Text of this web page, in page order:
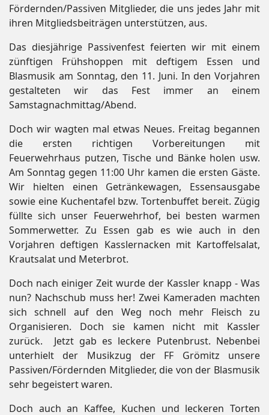
Fördernden/Passiven Mitglieder, die uns jedes Jahr mit
ihren Mitgliedsbeiträgen unterstützen, aus.
Das diesjährige Passivenfest feierten wir mit einem
zünftigen Frühshoppen mit deftigem Essen und
Blasmusik am Sonntag, den 11. Juni. In den Vorjahren
gestalteten wir das Fest immer an einem
Samstagnachmittag/Abend.
Doch wir wagten mal etwas Neues. Freitag begannen
die ersten richtigen Vorbereitungen mit
Feuerwehrhaus putzen, Tische und Bänke holen usw.
Am Sonntag gegen 11:00 Uhr kamen die ersten Gäste.
Wir hielten einen Getränkewagen, Essensausgabe
sowie eine Kuchentafel bzw. Tortenbuffet bereit. Zügig
füllte sich unser Feuerwehrhof, bei besten warmen
Sommerwetter. Zu Essen gab es wie auch in den
Vorjahren deftigen Kasslernacken mit Kartoffelsalat,
Krautsalat und Meterbrot.
Doch nach einiger Zeit wurde der Kassler knapp - Was
nun? Nachschub muss her! Zwei Kameraden machten
sich schnell auf den Weg noch mehr Fleisch zu
Organisieren. Doch sie kamen nicht mit Kassler
zurück. Jetzt gab es leckere Putenbrust. Nebenbei
unterhielt der Musikzug der FF Grömitz unsere
Passiven/Fördernden Mitglieder, die von der Blasmusik
sehr begeistert waren.
Doch auch an Kaffee, Kuchen und leckeren Torten